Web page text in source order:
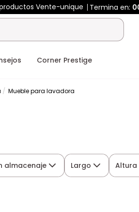
Vente-unique Termina en:
Corner Prestige
Mueble para lavadora
almacenaje Largo Altura